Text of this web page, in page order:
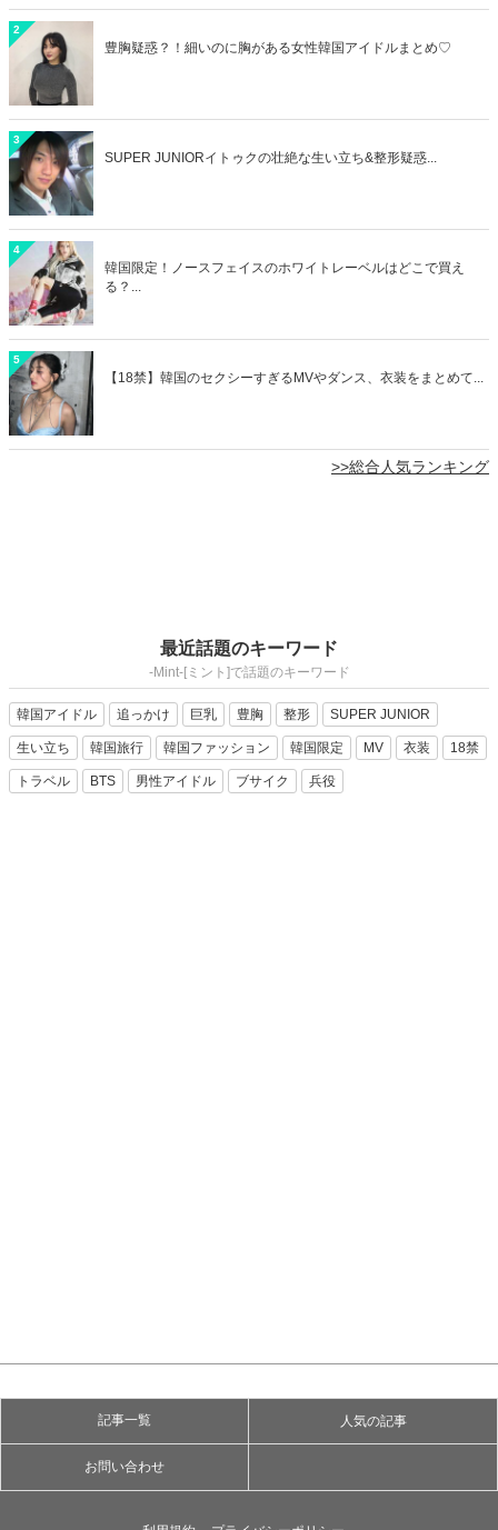
2
豊胸疑惑？！細いのに胸がある女性韓国アイドルまとめ♡
3
SUPER JUNIORイトゥクの壮絶な生い立ち&整形疑惑...
4
韓国限定！ノースフェイスのホワイトレーベルはどこで買え
る？...
5
【18禁】韓国のセクシーすぎるMVやダンス、衣装をまとめて...
>>総合人気ランキング
最近話題のキーワード
-Mint-[ミント]で話題のキーワード
韓国アイドル 追っかけ 巨乳 豊胸 整形 SUPER JUNIOR
生い立ち 韓国旅行 韓国ファッション 韓国限定 MV 衣装 18禁
トラベル BTS 男性アイドル ブサイク 兵役
記事一覧 人気の記事
お問い合わせ